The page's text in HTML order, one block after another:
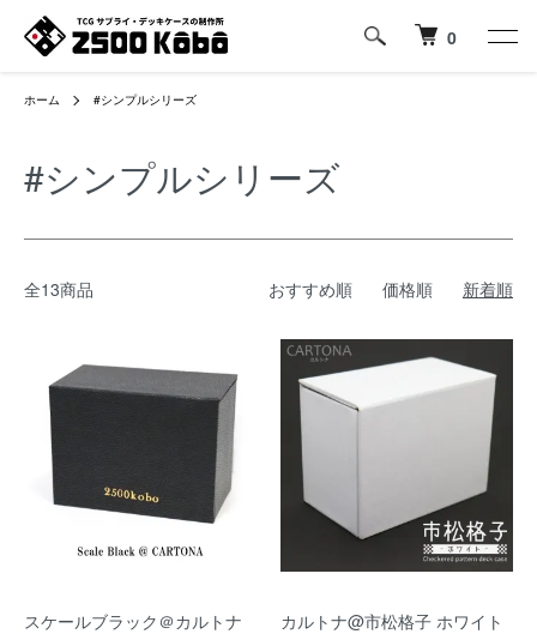
0
ホーム #シンプルシリーズ
#シンプルシリーズ
全13商品 おすすめ順 価格順 新着順
スケールブラック＠カルトナ
カルトナ@市松格子 ホワイト